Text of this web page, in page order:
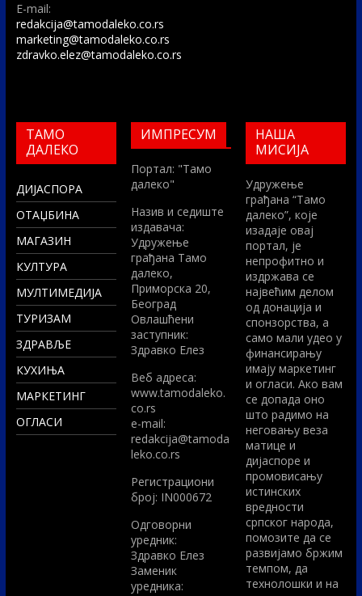
E-mail:
redakcija@tamodaleko.co.rs
marketing@tamodaleko.co.rs
zdravko.elez@tamodaleko.co.rs
ТАМО
ДАЛЕКО
ДИЈАСПОРА
ОТАЏБИНА
МАГАЗИН
КУЛТУРА
МУЛТИМЕДИЈА
ТУРИЗАМ
ЗДРАВЉЕ
КУХИЊА
МАРКЕТИНГ
ОГЛАСИ
ИМПРЕСУМ
Портал: "Тамо
далеко"
Назив и седиште
издавача:
Удружење
грађана Тамо
далеко,
Приморска 20,
Београд
Овлашћени
заступник:
Здравко Елез
Вeб адреса:
www.tamodaleko.
co.rs
e-mail:
redakcija@tamoda
leko.co.rs
Регистрациони
број: IN000672
Одговорни
уредник:
Здравко Елез
Заменик
уредника:
НАША
МИСИЈА
Удружење
грађана “Тамо
далеко”, које
изадаје овај
портал, је
непрофитно и
издржава се
највећим делом
од донација и
спонзорства, а
само мали удео у
финансирању
имају маркетинг
и огласи. Ако вам
се допада оно
што радимо на
неговању веза
матице и
дијаспоре и
промовисању
истинских
вредности
српског народа,
помозите да се
развијамо бржим
темпом, да
технолошки и на